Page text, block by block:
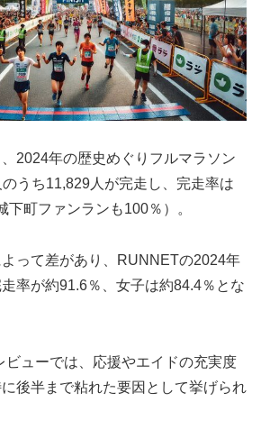
2024年の歴史めぐりフルマラソン
うち11,829人が完走し、完走率は
下町ファンランも100％）。
って差があり、RUNNETの2024年
率が約91.6％、女子は約84.4％とな
ビューでは、応援やエイドの充実度
後半まで粘れた要因として挙げられ